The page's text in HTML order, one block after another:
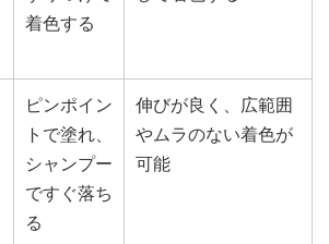
着色する
ピンポイン
トで塗れ、
シャンプー
ですぐ落ち
る
伸びが良く、広範囲
やムラのない着色が
可能